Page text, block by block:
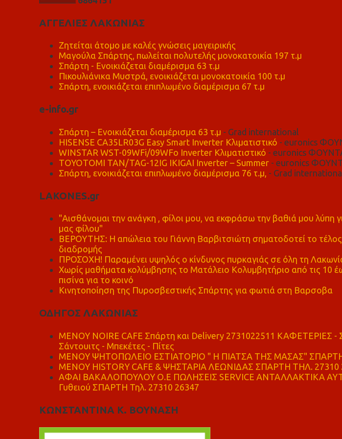
ΑΓΓΕΛΙΕΣ ΛΑΚΩΝΙΑΣ
Ζητείται άτομο με καλές γνώσεις μαγειρικής
Μαγούλα Σπάρτης, πωλείται πολυτελής μονοκατοικία 197 τ.μ
Σπάρτη - Ενοικιάζεται διαμέρισμα 63 τ.μ
Πικουλιάνικα Μυστρά, ενοικιάζεται μονοκατοικία 100 τ.μ
Σπάρτη, ενοικιάζεται επιπλωμένο διαμέρισμα 67 τ.μ
e-info.gr
Σπάρτη – Ενοικιάζεται διαμέρισμα 63 τ.μ - Grad international
HISENSE CA35LR03G Easy Smart Inverter Κλιματιστικό - euronics
WINSTAR WST-09WFi/09WFo Inverter Κλιματιστικό - euronics
TOYOTOMI TAN/TAG-12IG IKIGAI Inverter – Summer- euronics
Σπάρτη, ενοικιάζεται επιπλωμένο διαμέρισμα 76 τ.μ, - Grad
LAKONES.gr
"Αισθάνομαι την ανάγκη , φίλοι μου, να εκφράσω την βαθιά μου λύπη
μας φίλου"
ΒΕΡΟΥΤΗΣ: Η απώλεια του Γιάννη Βαρβιτσιώτη σηματοδοτεί το τέλος
διαδρομής
ΠΡΟΣΟΧΗ! Παραμένει υψηλός ο κίνδυνος πυρκαγιάς σε όλη τη
Χωρίς μαθήματα κολύμβησης το Ματάλειο Κολυμβητήριο από τις 10
πισίνα για το κοινό
Κινητοποίηση της Πυροσβεστικής Σπάρτης για φωτιά στη Βαρσοβα
ΟΔΗΓΟΣ ΛΑΚΩΝΙΑΣ
MENOY NOIRE CAFE Σπάρτη και Delivery 2731022511
Σάντουιτς - Μπεκέτες - Πίτες
ΜΕΝΟΥ ΨΗΤΟΠΩΛΕΙΟ ΕΣΤΙΑΤΟΡΙΟ " Η ΠΙΑΤΣΑ ΤΗΣ ΜΑΣΑΣ" ΣΠΑΡΤΗ
ΜΕΝΟΥ HISTORY CAFE & ΨΗΣΤΑΡΙΑ ΛΕΩΝΙΔΑΣ ΣΠΑΡΤΗ ΤΗΛ. 27310
ΑΦΑΙ ΒΑΚΑΛΟΠΟΥΛΟΥ Ο.Ε ΠΩΛΗΣΕΙΣ SERVICE ΑΝΤΑΛΛΑΚΤΙΚΑ
Γυθειού ΣΠΑΡΤΗ Τηλ. 27310 26347
ΚΩΝΣΤΑΝΤΙΝΑ Κ. ΒΟΥΝΑΣΗ